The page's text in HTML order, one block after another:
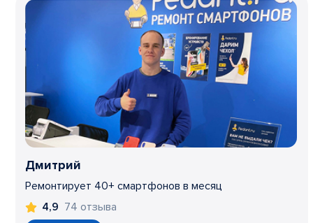
Дмитрий
Ремонтирует 40+ смартфонов в месяц
4,9 74 отзыва